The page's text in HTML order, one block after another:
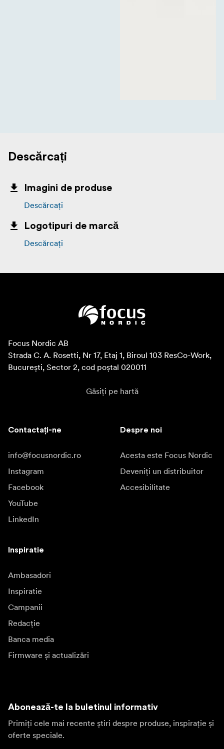
Descărcați
Imagini de produse
Descărcați
Logotipuri de marcă
Descărcați
Focus Nordic AB
Strada C. A. Rosetti, Nr 17, Etaj 1, Biroul 103 ResCo-Work,
București, Sector 2, cod poștal 020011
Găsiți pe hartă
Contactați-ne
info@focusnordic.ro
Instagram
Facebook
YouTube
LinkedIn
Despre noi
Acesta este Focus Nordic
Deveniți un distribuitor
Accesibilitate
Inspiratie
Ambasadori
Inspiratie
Campanii
Redacție
Banca media
Firmware și actualizări
Abonează-te la buletinul informativ
Primiți cele mai recente știri despre produse, inspirație și
oferte speciale.